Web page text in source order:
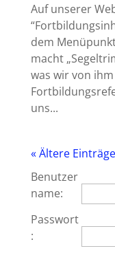
Auf unserer
dem
macht
was wir von
uns...
« Ältere Einträge
Benutzer
name:
Passwort
: